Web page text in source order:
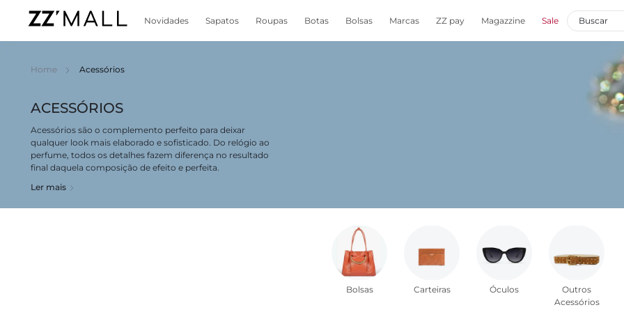
Novidades Sapatos Roupas Botas Bolsas Marcas ZZ pay Magazzine Sale
Home Acessórios
ACESSÓRIOS
Acessórios são o complemento perfeito para deixar
qualquer look mais elaborado e sofisticado. Do relógio ao
perfume, todos os detalhes fazem diferença no resultado
final daquela composição de efeito e perfeita.
Ler mais
Bolsas Carteiras Óculos
Outros
Acessórios